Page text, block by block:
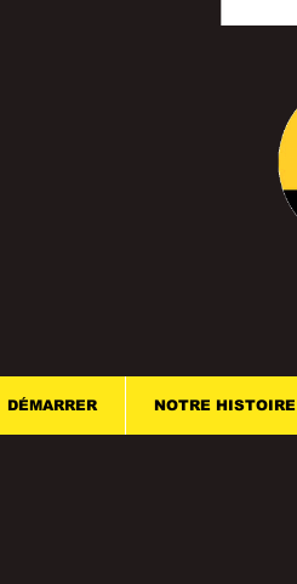
DÉMARRER NOTRE HISTOIRE